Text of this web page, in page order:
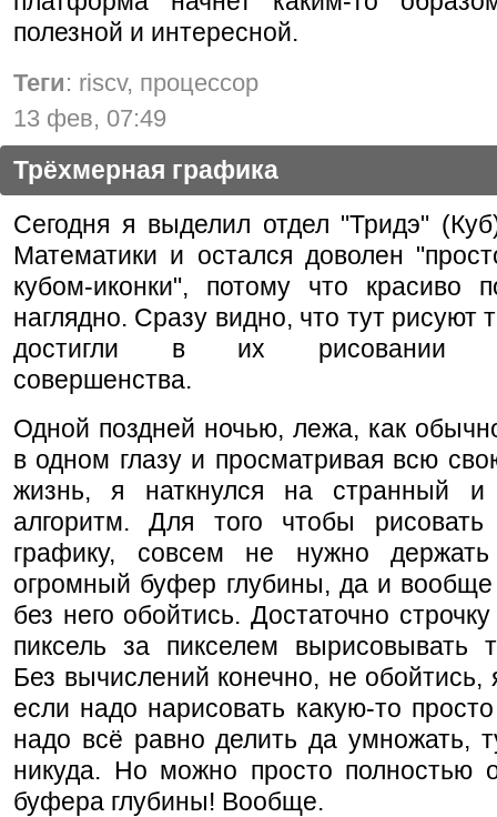
полезной и интересной.
Теги: riscv, процессор
13 фев, 07:49
Трёхмерная графика
Сегодня я выделил отдел "Тридэ"
Математики и остался доволен
кубом-иконки", потому что красиво
наглядно. Сразу видно, что тут рисуют
достигли в их рисовании
совершенства.
Одной поздней ночью, лежа, как
в одном глазу и просматривая всю
жизнь, я наткнулся на странный и
алгоритм. Для того чтобы рисовать
графику, совсем не нужно
огромный буфер глубины, да и
без него обойтись. Достаточно
пиксель за пикселем вырисовывать
Без вычислений конечно, не обойтись,
если надо нарисовать какую-то просто
надо всё равно делить да умножать,
никуда. Но можно просто полностью
буфера глубины! Вообще.